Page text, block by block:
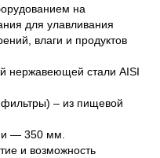
на
для улавливания
влаги и продуктов
нержавеющей стали AISI
– из пищевой
— 350 мм.
и возможность